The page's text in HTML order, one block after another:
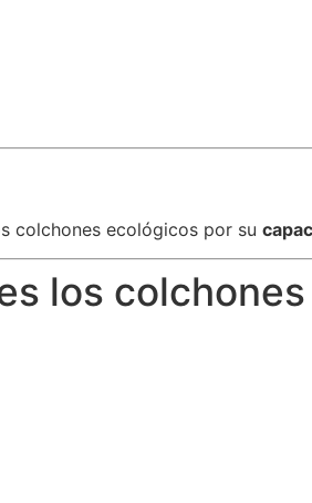
colchones ecológicos por su
los